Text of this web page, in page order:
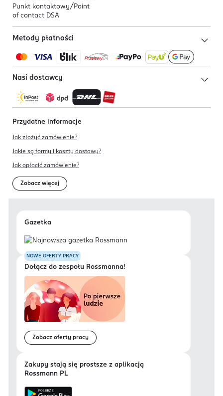
Punkt kontaktowy/ Point
of contact DSA
Metody płatności
Nasi dostawcy
Przydatne informacje
Jak złożyć zamówienie?
Jakie są formy i koszty dostawy?
Jak opłacić zamówienie?
Zobacz więcej
Gazetka
NOWE OFERTY PRACY
Dołącz do zespołu Rossmanna!
Zobacz oferty pracy
Zakupy stają się prostsze z aplikacją
Rossmann PL